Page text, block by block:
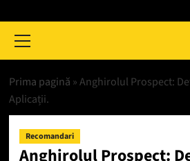
Menu
Prima pagină »Anghirolul Prospect:
Aplicații.
Recomandari
Anghirolul Prospect: